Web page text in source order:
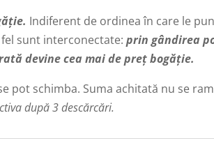
Indiferent de ordinea în care le
sunt interconectate:prin gândirea
devine cea mai de preț bogăție.
pot schimba. Suma achitată nu se
după 3 descărcări.